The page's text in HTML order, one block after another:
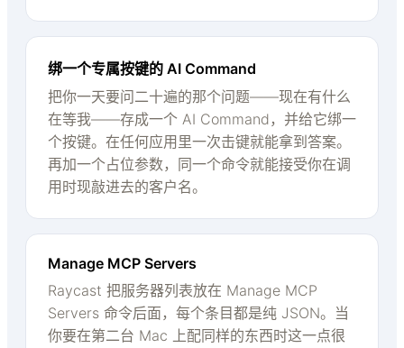
绑一个专属按键的 AI Command
把你一天要问二十遍的那个问题——现在有什么
在等我——存成一个 AI Command，并给它绑一
个按键。在任何应用里一次击键就能拿到答案。
再加一个占位参数，同一个命令就能接受你在调
用时现敲进去的客户名。
Manage MCP Servers
Raycast 把服务器列表放在 Manage MCP
Servers 命令后面，每个条目都是纯 JSON。当
你要在第二台 Mac 上配同样的东西时这一点很